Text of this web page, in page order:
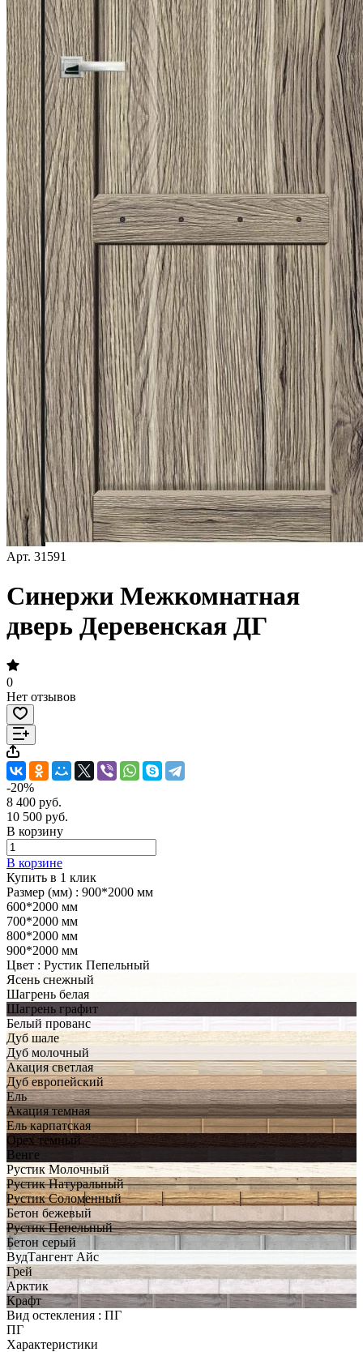
Арт. 31591
Синержи Межкомнатная
дверь Деревенская ДГ
0
Нет отзывов
-20%
8 400 руб.
10 500 руб.
В корзину
В корзине
Купить в 1 клик
Размер (мм) : 900*2000 мм
600*2000 мм
700*2000 мм
800*2000 мм
900*2000 мм
Цвет : Рустик Пепельный
Ясень снежный
Шагрень белая
Шагрень графит
Белый прованс
Дуб шале
Дуб молочный
Акация светлая
Дуб европейский
Ель
Акация темная
Ель карпатская
Орех темный
Венге
Рустик Молочный
Рустик Натуральный
Рустик Соломенный
Бетон бежевый
Рустик Пепельный
Бетон серый
ВудТангент Айс
Грей
Арктик
Крафт
Вид остекления : ПГ
ПГ
Характеристики